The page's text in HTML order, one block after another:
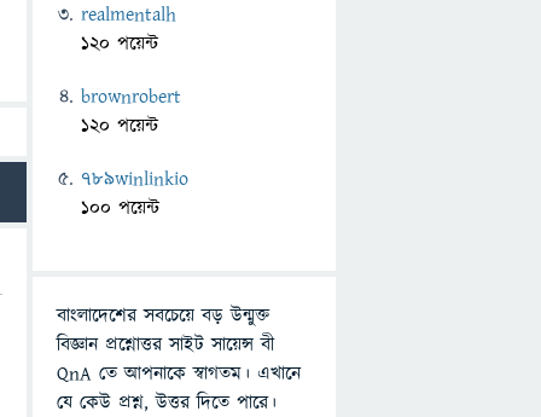
realmentalh
120 পয়েন্ট
brownrobert
120 পয়েন্ট
789winlinkio
100 পয়েন্ট
বাংলাদেশের সবচেয়ে বড় উন্মুক্ত
বিজ্ঞান প্রশ্নোত্তর সাইট সায়েন্স বী
QnA তে আপনাকে স্বাগতম। এখানে
যে কেউ প্রশ্ন, উত্তর দিতে পারে।